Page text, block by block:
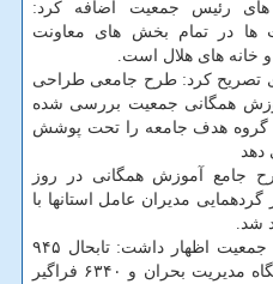
های رئیس جمعیت اضافه کرد:
ها در تمام بخش های معاونت
های هلال است.
تصریح کرد: طرح جامعی طراحی
آموزش همگانی جمعیت بررسی شده
که بعد از تایید رئیس جمعیت، ۲۱ گروه هدف جامعه را تحت پوشش
دهد
جامع آموزش همگانی در روز
مدیران عامل استانها با
شد.
معاون آموزش پژوهش و فناوری جمعیت اظهار داشت: تابحال ۹۴۵
خانه هلال، ۱۷ سرای محله، ۲ پایگاه مدیریت بحران و ۶۳۴۰ فراگیر